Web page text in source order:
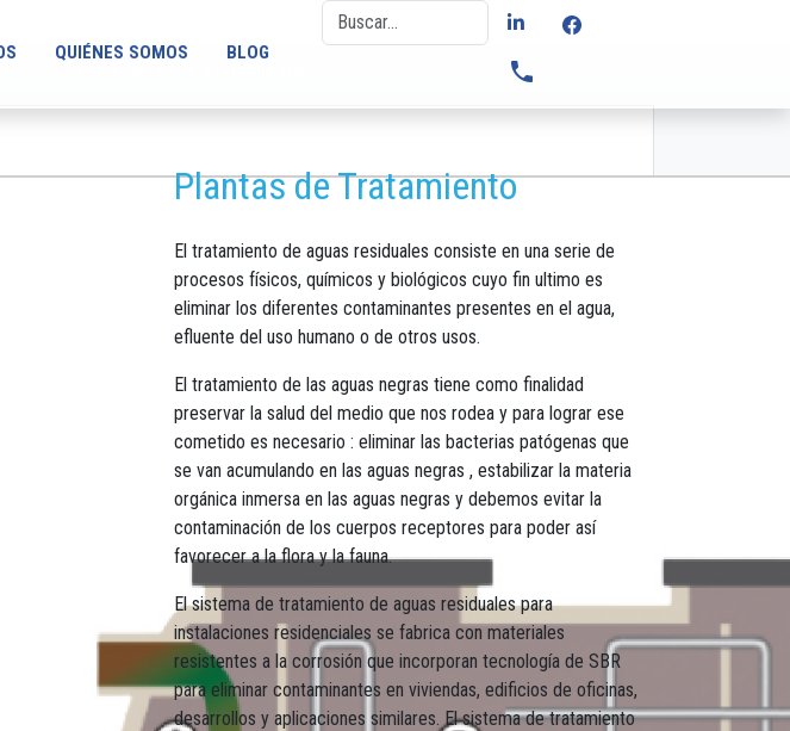
QUIÉNES SOMOS BLOG
phone
Plantas de Tratamiento
El tratamiento de aguas residuales consiste en una serie de
procesos físicos, químicos y biológicos cuyo fin ultimo es
eliminar los diferentes contaminantes presentes en el agua,
efluente del uso humano o de otros usos.
El tratamiento de las aguas negras tiene como finalidad
preservar la salud del medio que nos rodea y para lograr ese
cometido es necesario : eliminar las bacterias patógenas que
se van acumulando en las aguas negras , estabilizar la materia
orgánica inmersa en las aguas negras y debemos evitar la
contaminación de los cuerpos receptores para poder así
favorecer a la flora y la fauna.
El sistema de tratamiento de aguas residuales para
instalaciones residenciales se fabrica con materiales
resistentes a la corrosión que incorporan tecnología de SBR
para eliminar contaminantes en viviendas, edificios de oficinas,
desarrollos y aplicaciones similares. El sistema de tratamiento